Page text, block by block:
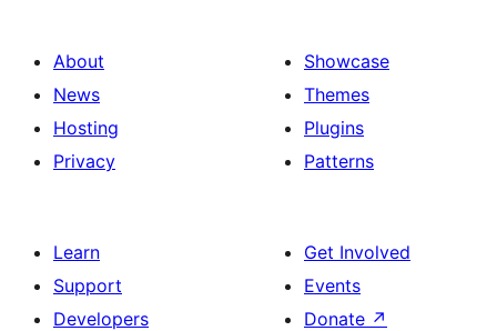
About
News
Hosting
Privacy
Showcase
Themes
Plugins
Patterns
Learn
Support
Developers
Get Involved
Events
Donate ↗